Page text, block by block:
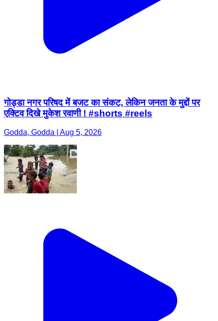
गोड्डा नगर परिषद में बजट का संकट, लेकिन जनता के मुद्दों पर
एक्टिव दिखे मुकेश रवाणी ! #shorts #reels
Godda, Godda | Aug 5, 2026